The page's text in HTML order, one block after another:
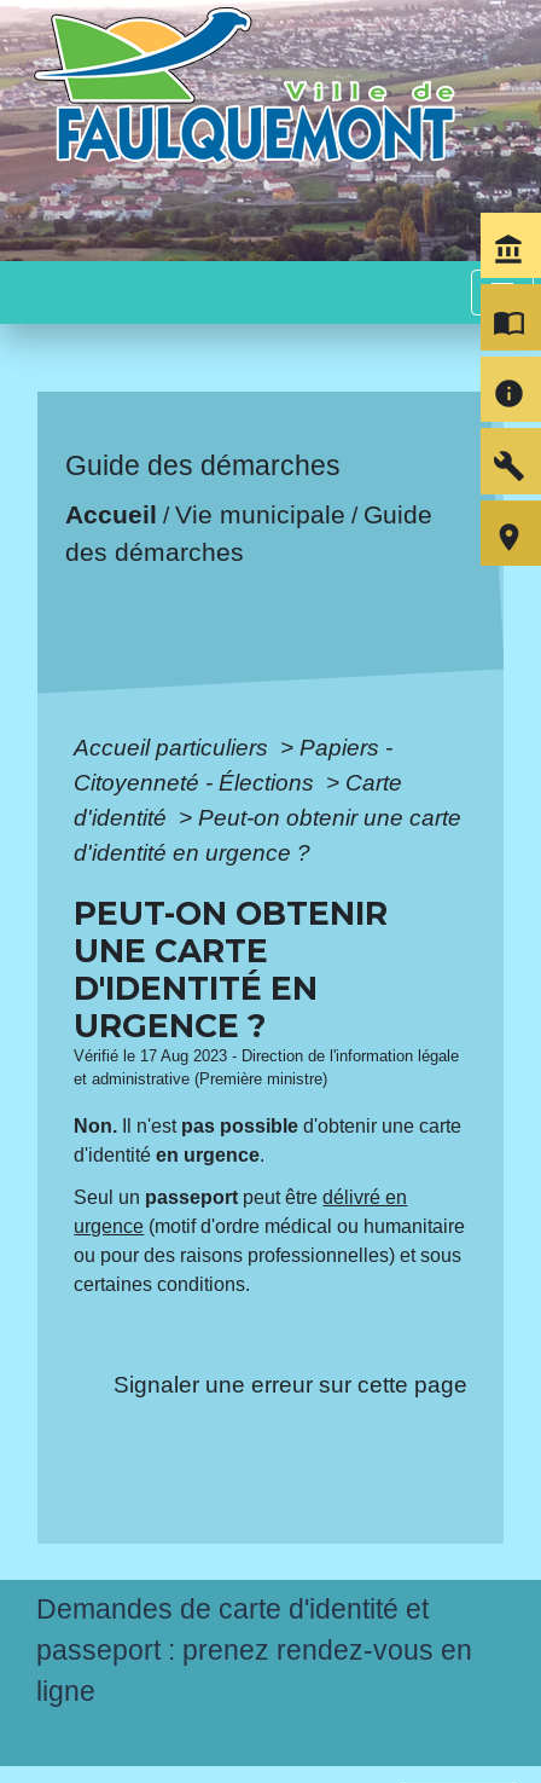
menu
Guide des démarches
Accueil /Vie municipale / Guide
des démarches
Accueil particuliers > Papiers -
Citoyenneté - Élections > Carte
d'identité > Peut-on obtenir une carte
d'identité en urgence ?
PEUT-ON OBTENIR
UNE CARTE
D'IDENTITÉ EN
URGENCE ?
Vérifié le 17 Aug 2023 - Direction de l'information légale
et administrative (Première ministre)
Non. Il n'est pas possible d'obtenir une carte
d'identitéen urgence.
Seul un passeport peut êtredélivré en
urgence (motif d'ordre médical ou humanitaire
ou pour des raisons professionnelles) et sous
certaines conditions.
Signaler une erreur sur cette page
Demandes de carte d'identité et
passeport : prenez rendez-vous en
ligne
account_balance
import_contacts
info
build
room